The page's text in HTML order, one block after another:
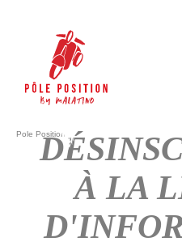
Pole Position
À LA